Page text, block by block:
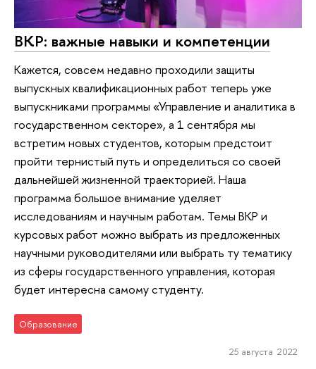
ВКР: важные навыки и компетенции
Кажется, совсем недавно проходили защиты
выпускных квалификационных работ теперь уже
выпускниками программы «Управление и аналитика в
государственном секторе», а 1 сентября мы
встретим новых студентов, которым предстоит
пройти тернистый путь и определиться со своей
дальнейшей жизненной траекторией. Наша
программа большое внимание уделяет
исследованиям и научным работам. Темы ВКР и
курсовых работ можно выбрать из предложенных
научными руководителями или выбрать ту тематику
из сферы государственного управления, которая
будет интересна самому студенту.
Образование
25 августа 2022